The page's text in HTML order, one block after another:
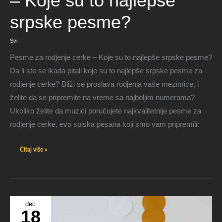
srpske pesme?
Svi
Pesme za rodjenje cerke – Koje su to najlepše srpske pesme?
Da li ste se ikada pitali koje su to najlepše srpske pesme za
rodjenje cerke? Bliži se proslava rodjenja vaše mezimice, i
želite da se pripremite na vreme sa najboljim numerama?
Ukoliko želite da muzici poručujete najkvalitetnije pesme za
rodjenje cerke, evo spiska pesana koji smo vam pripremili:
su
srpske
pesme?
Čitaj više »
dec
18